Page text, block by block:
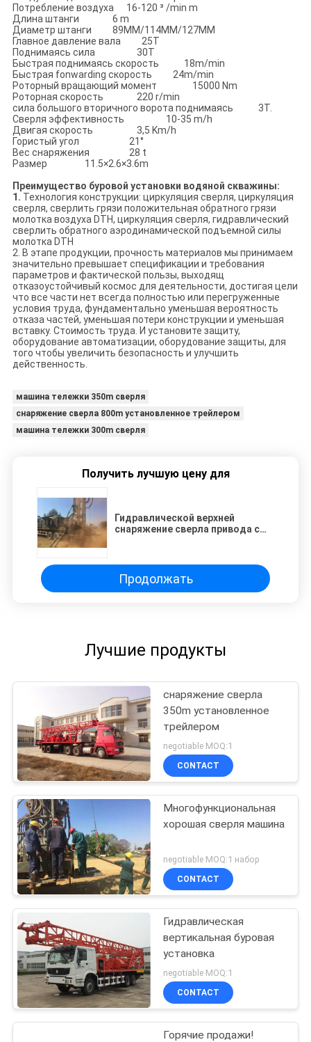
Потребление воздуха 16-120 ³ /min m
Длина штанги 6 m
Диаметр штанги 89MM/114MM/127MM
Главное давление вала 25T
Поднимаясь сила 30T
Быстрая поднимаясь скорость 18m/min
Быстрая fonwarding скорость 24m/min
Роторный вращающий момент 15000 Nm
Роторная скорость 220 r/min
сила большого вторичного ворота поднимаясь 3T.
Сверля эффективность 10-35 m/h
Двигая скорость 3,5 Km/h
Гористый угол 21°
Вес снаряжения 28 t
Размер 11.5×2.6×3.6m
Преимущество буровой установки водяной скважины:
1. Технология конструкции: циркуляция сверля, циркуляция
сверля, сверлить грязи положительная обратного грязи
молотка воздуха DTH, циркуляция сверля, гидравлический
сверлить обратного аэродинамической подъемной силы
молотка DTH
2. В этапе продукции, прочность материалов мы принимаем
значительно превышает спецификации и требования
параметров и фактической пользы, выходящ
отказоустойчивый космос для деятельности, достигая цели
что все части нет всегда полностью или перегруженные
условия труда, фундаментально уменьшая вероятность
отказа частей, уменьшая потери конструкции и уменьшая
вставку. Стоимость труда. И установите защиту,
оборудование автоматизации, оборудование защиты, для
того чтобы увеличить безопасность и улучшить
действенность.
машина тележки 350m сверля
снаряжение сверла 800m установленное трейлером
машина тележки 300m сверля
Получить лучшую цену для
Гидравлической верхней
снаряжение сверла привода с
тележкой
Продолжать
Лучшие продукты
снаряжение сверла
350m установленное
трейлером
negotiable MOQ:1
CONTACT
Многофункциональная
хорошая сверля машина
negotiable MOQ:1 набор
CONTACT
Гидравлическая
вертикальная буровая
установка
negotiable MOQ:1
CONTACT
Горячие продажи!